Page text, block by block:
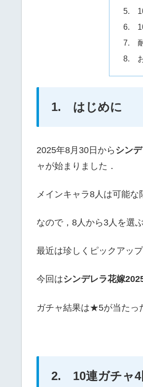
5.
6.
7. 耐
8.
1. はじめに
2025年8月30日から シン
ャが始まりました．
メインキャラ8人は可能
なので，8人から3人を選
最近は珍しくピックアッ
今回はシンデレラ花嫁
ガチャ結果は★5が当たっ
2. 10連ガチャ4